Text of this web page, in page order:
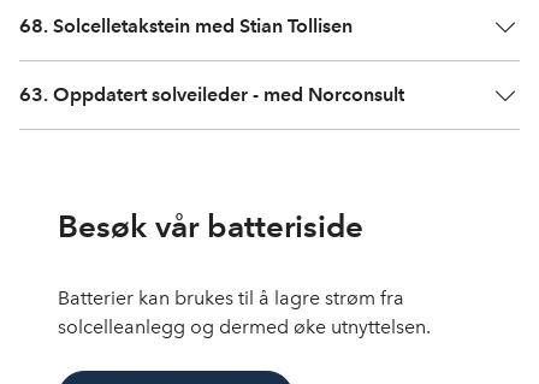
68. Solcelletakstein med Stian Tollisen
63. Oppdatert solveileder - med Norconsult
Besøk vår batteriside
Batterier kan brukes til å lagre strøm fra
solcelleanlegg og dermed øke utnyttelsen.